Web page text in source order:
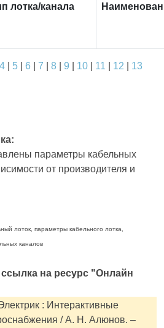
лотка/канала
4| 5| 6 7 8| 9 10| 11 12 13
параметры кабельных
от производителя и
лоток, параметры кабельного лотка,
каналов
на ресурс "Онлайн
: Интерактивные
/ А. Н. Алюнов. –